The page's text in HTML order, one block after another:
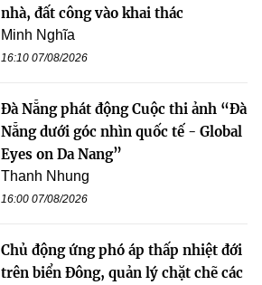
nhà, đất công vào khai thác
Minh Nghĩa
16:10 07/08/2026
Đà Nẵng phát động Cuộc thi ảnh “Đà
Nẵng dưới góc nhìn quốc tế - Global
Eyes on Da Nang”
Thanh Nhung
16:00 07/08/2026
Chủ động ứng phó áp thấp nhiệt đới
trên biển Đông, quản lý chặt chẽ các